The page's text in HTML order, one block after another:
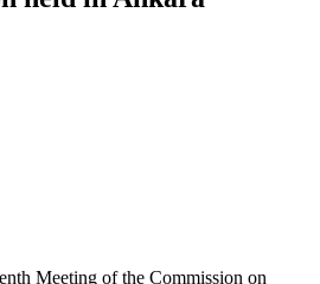
Meeting of the Commission on